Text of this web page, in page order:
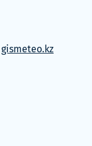
gismeteo.kz